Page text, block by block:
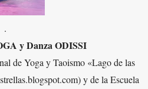
.
y Danza ODISSI
de Yoga y Taoismo «Lago de las
y de la Escuela